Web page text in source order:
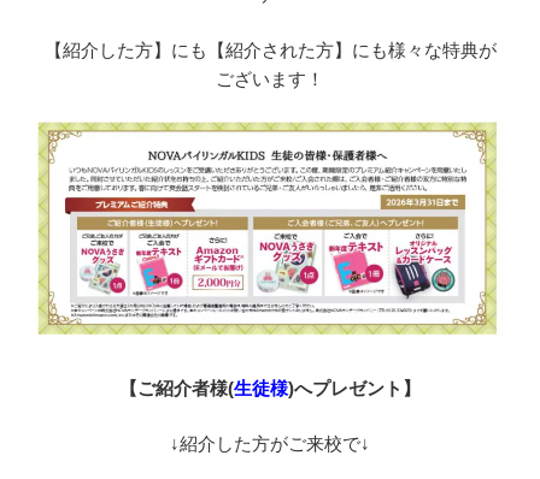
【紹介した方】にも【紹介された方】にも様々な特典が
ございます！
【ご紹介者様(生徒様)へプレゼント】
↓紹介した方がご来校で↓